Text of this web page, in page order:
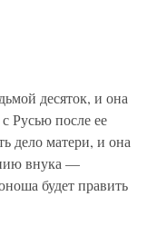
десяток, и она
Русью после ее
дело матери, и она
внука —
будет править